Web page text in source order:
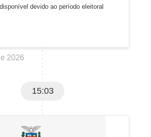
devido ao período eleitoral
2026
15:03